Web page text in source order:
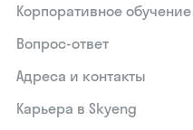
Корпоративное обучение
Вопрос-ответ
Адреса и контакты
Карьера в Skyeng